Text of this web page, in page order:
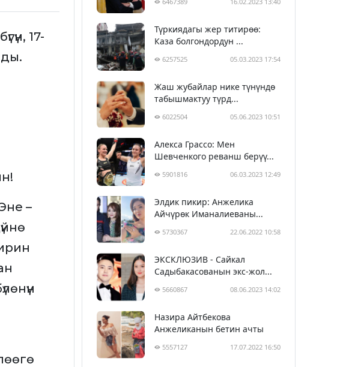
17-
–
Түркиядагы жер титирөө:
Каза болгондордун ...
6257525 05.03.2023 17:54
Жаш жубайлар нике түнүндө
табышмактуу түрд...
6022504 05.06.2023 10:51
Алекса Грассо: Мен
Шевченкого реванш берүү...
5901816 06.03.2023 12:49
Элдик пикир: Анжелика
Айчүрөк Иманалиеваны...
5730367 22.06.2022 10:58
ЭКСКЛЮЗИВ - Сайкал
Садыбакасованын экс-жол...
5660867 08.06.2023 14:02
Назира Айтбекова
Анжеликанын бетин ачты
5557127 17.07.2022 16:50